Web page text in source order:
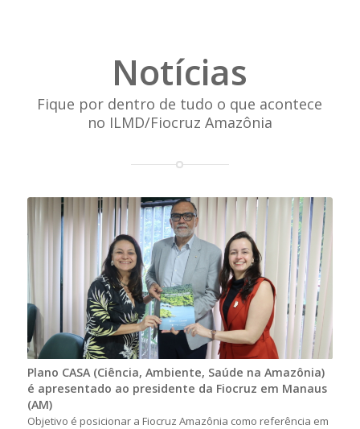
Notícias
Fique por dentro de tudo o que acontece
no ILMD/Fiocruz Amazônia
Plano CASA (Ciência, Ambiente, Saúde na Amazônia)
é apresentado ao presidente da Fiocruz em Manaus
(AM)
Objetivo é posicionar a Fiocruz Amazônia como referência em